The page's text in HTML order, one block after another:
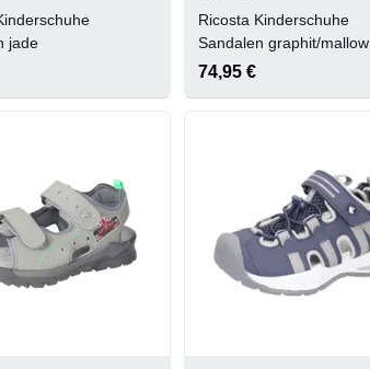
jade
Ricosta Kinderschuhe
Sandalen graphit/mallow
74,95 €